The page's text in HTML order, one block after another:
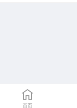
首页